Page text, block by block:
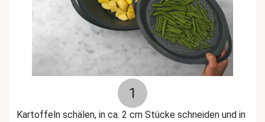
1
Kartoffeln schälen, in ca. 2 cm Stücke schneiden und in